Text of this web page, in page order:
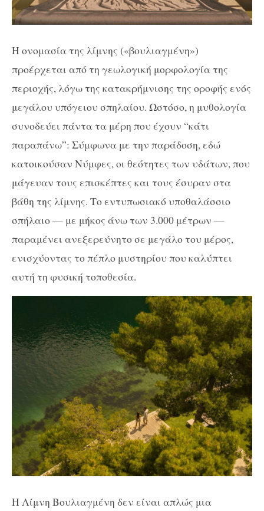
Η ονομασία της λίμνης («βουλιαγμένη»)
προέρχεται από τη γεωλογική μορφολογία της
περιοχής, λόγω της κατακρήμνισης της οροφής ενός
μεγάλου υπόγειου σπηλαίου. Ωστόσο, η μυθολογία
συνοδεύει πάντα τα μέρη που έχουν “κάτι
παραπάνω”: Σύμφωνα με την παράδοση, εδώ
κατοικούσαν Νύμφες, οι θεότητες των υδάτων, που
μάγευαν τους επισκέπτες και τους έσυραν στα
βάθη της λίμνης. Το εντυπωσιακό υποθαλάσσιο
σπήλαιο — με μήκος άνω των 3.000 μέτρων —
παραμένει ανεξερεύνητο σε μεγάλο του μέρος,
ενισχύοντας το πέπλο μυστηρίου που καλύπτει
αυτή τη φυσική τοποθεσία.
Η Λίμνη Βουλιαγμένη δεν είναι απλώς μια